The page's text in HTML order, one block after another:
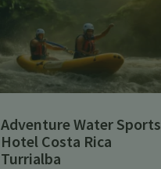
Adventure Water Sports
Hotel Costa Rica
Turrialba